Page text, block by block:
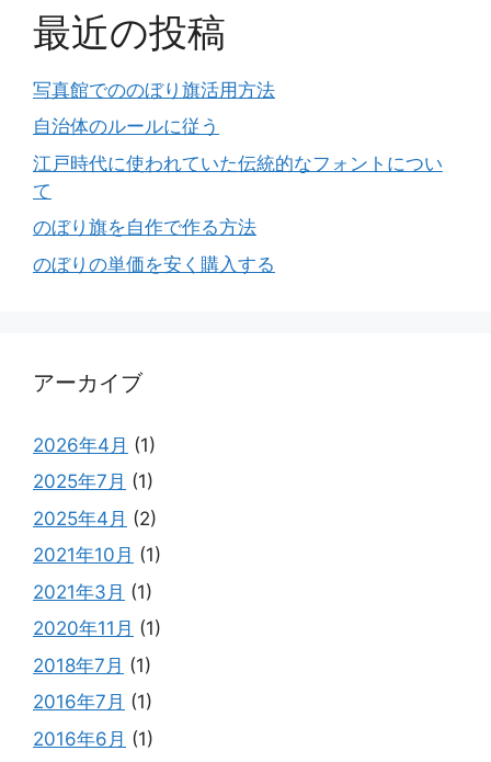
最近の投稿
写真館でののぼり旗活用方法
自治体のルールに従う
江戸時代に使われていた伝統的なフォントについ
て
のぼり旗を自作で作る方法
のぼりの単価を安く購入する
アーカイブ
2026年4月 (1)
2025年7月 (1)
2025年4月 (2)
2021年10月 (1)
2021年3月 (1)
2020年11月 (1)
2018年7月 (1)
2016年7月 (1)
2016年6月 (1)